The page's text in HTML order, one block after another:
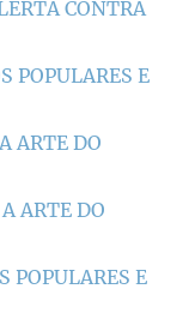
CONTRA
POPULARES E
ARTE DO
ARTE DO
POPULARES E